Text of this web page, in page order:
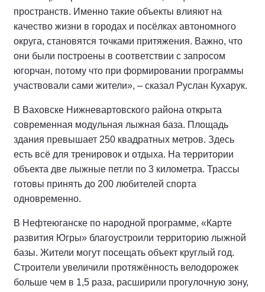
В канун 2026 года жители Сургута получили подарок
– универсальный спорткомплекс в микрорайоне
«Хоззона» площадью почти 4 тысячи квадратных
метров. Здесь оборудовали универсальный зал-
трансформер для волейбола, футбола, баскетбола и
современные тренировочные помещения.
воспитанники городских спортивных школ, так и
жители города в вечерние часы.
Деятельность спортивного учреждения весной этого
года оценили Губернатор Югры Руслан Кухарук и
Председатель Думы автономного округа Борис